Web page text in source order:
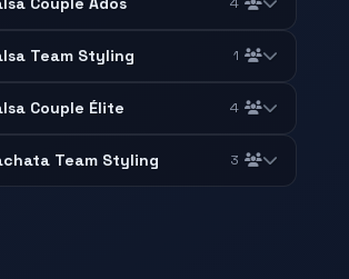
4
Team Styling 1
Couple Élite 4
Team Styling 3